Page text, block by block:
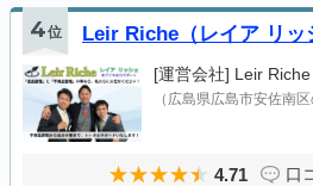
4位 Leir Riche（レイア リッ
[運営会社] Leir Riche
（広島県広島市安佐南区
4.71 口